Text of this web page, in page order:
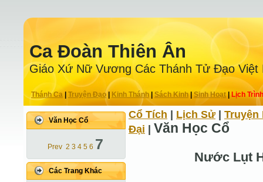
Ca Ðoàn Thiên Ân
Giáo Xứ Nữ Vương Các Thánh Tử Ðạo Việt
Thánh Ca Truyện Ðạo| Kinh Thánh Sách Kinh|Sinh Hoạt| Lịch Trình
Văn Học Cổ
Prev 2 3 4 5 6 7
Các Trang Khác
Cổ Tích Lịch Sử
Truyện
Ðại
Văn Học Cổ
Nước Lụt